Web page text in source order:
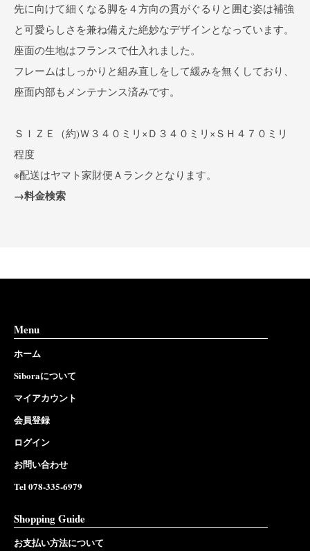
先に向けて細くなる脚を４方向の貫がぐるりと囲む姿は補強
と可愛らしさを兼ね備えた絶妙なデザインとなっています。
座面の生地はフランスで仕入れました。
フレームはしっかりと組み直しをして緩みを無くしており、
座面内部もメンテナンス済みです。
ＳＩＺＥ（約)Ｗ３４０ミリ×Ｄ３４０ミリ×ＳＨ４７０ミリ
程度
※配送はヤマト家財便Ａランクとなります。
→料金検索
Menu
ホーム
Siboraについて
マイアカウント
会員登録
ログイン
お問い合わせ
Tel 078-335-6979
Shopping Guide
お支払い方法について